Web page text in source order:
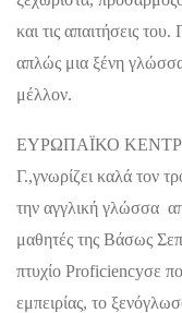
και τις απαιτήσεις
απλώς μια ξένη
μέλλον.
ΕΥΡΩΠΑΪΚΟ ΚΕΝΤΡΟ
Γ.,γνωρίζει καλά τον
την αγγλική γλώσσα
μαθητές της Βάσως
πτυχίο Proficiencyσε
εμπειρίας, το